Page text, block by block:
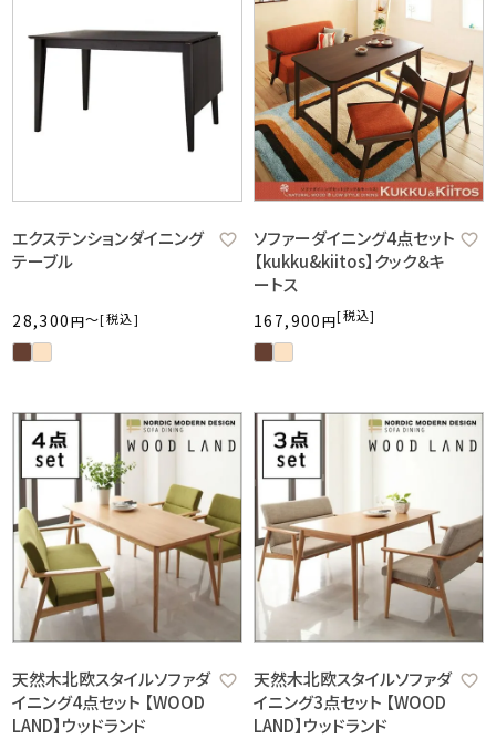
エクステンションダイニング
テーブル
28,300 税込
〜
ソファーダイニング4点セット
【kukku&kiitos】クック＆キ
ートス
167,900 税込
天然木北欧スタイルソファダ
イニング4点セット 【WOOD
LAND】ウッドランド
天然木北欧スタイルソファダ
イニング3点セット 【WOOD
LAND】ウッドランド